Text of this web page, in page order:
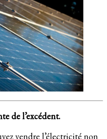
de l’excédent.
vendre l’électricité non